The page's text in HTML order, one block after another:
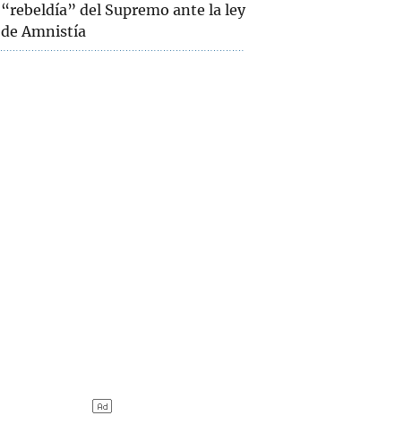
“rebeldía” del Supremo ante la ley
de Amnistía